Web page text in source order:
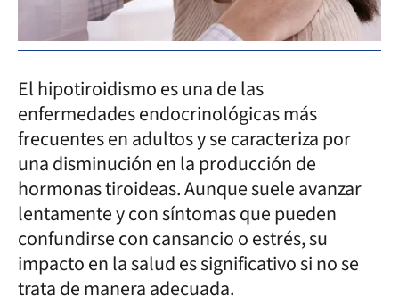
El hipotiroidismo es una de las
enfermedades endocrinológicas más
frecuentes en adultos y se caracteriza por
una disminución en la producción de
hormonas tiroideas. Aunque suele avanzar
lentamente y con síntomas que pueden
confundirse con cansancio o estrés, su
impacto en la salud es significativo si no se
trata de manera adecuada.